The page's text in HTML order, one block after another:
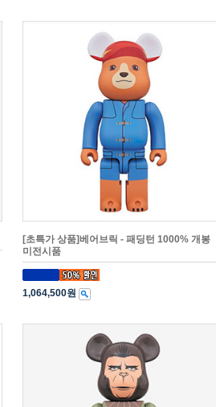
[초특가 상품]베어브릭 - 패딩턴 1000% 개봉
미전시품
1,064,500원